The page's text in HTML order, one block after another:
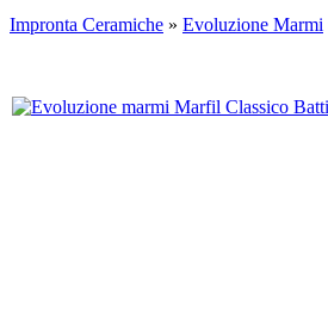
Impronta Ceramiche » Evoluzione Marmi